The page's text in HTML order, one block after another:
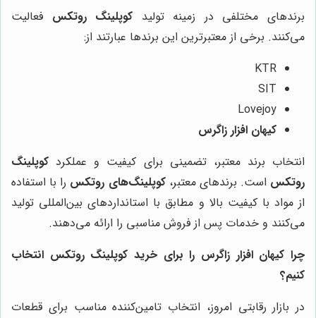
برندهای مختلفی در زمینه تولید کوپلینگ روتکس فعالیت
می‌کنند. برخی از معتبرترین این برندها عبارتند از:
KTR
SIT
Lovejoy
کیهان افزار زاگرس
انتخاب برند معتبر، تضمینی برای کیفیت و عملکرد کوپلینگ
روتکس است. برندهای معتبر،کوپلینگ‌های روتکس را با استفاده
از مواد با کیفیت بالا و مطابق با استانداردهای بین‌المللی تولید
می‌کنند و خدمات پس از فروش مناسبی را ارائه می‌دهند.
چرا کیهان افزار زاگرس را برای خرید کوپلینگ روتکس انتخاب
کنیم؟
در بازار رقابتی امروز، انتخاب تامین‌کننده مناسب برای قطعات